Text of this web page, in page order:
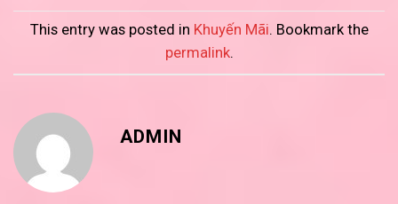
This entry was posted in Khuyến Mãi. Bookmark the
permalink.
ADMIN